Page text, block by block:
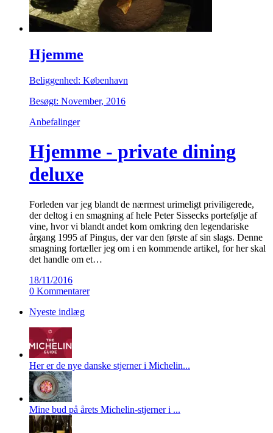
Hjemme
Beliggenhed: København
Besøgt: November, 2016
Anbefalinger
Hjemme - private dining
deluxe
Forleden var jeg blandt de nærmest urimeligt priviligerede,
der deltog i en smagning af hele Peter Sissecks portefølje af
vine, hvor vi blandt andet kom omkring den legendariske
årgang 1995 af Pingus, der var den første af sin slags. Denne
smagning fortæller jeg om i en kommende artikel, for her skal
det handle om et…
18/11/2016
0 Kommentarer
Nyeste indlæg
Her er de nye danske stjerner i Michelin...
Mine bud på årets Michelin-stjerner i ...